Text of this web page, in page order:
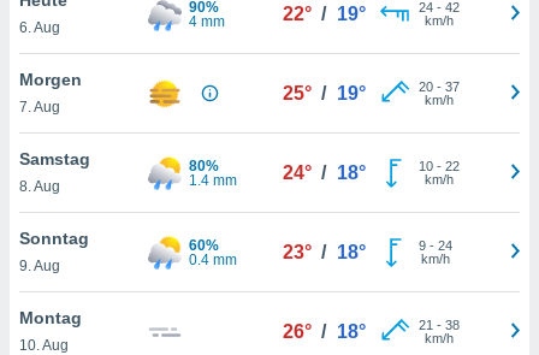
oder
Partner
es uns
das
der
Profil zu
Ihnen
finden
6. Aug
90%
4 mm
22° / 19° 24- 42
km/h
Morgen
7. Aug
25° / 19° 20- 37
km/h
Samstag
8. Aug
80%
1.4 mm
24° / 18° 10- 22
km/h
Sonntag
9. Aug
60%
0.4 mm
23° / 18° 9- 24
km/h
Montag
10. Aug
26° / 18° 21 - 38
km/h